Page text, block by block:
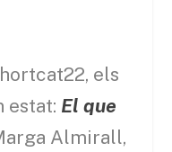
els
estat: El que
Almirall,